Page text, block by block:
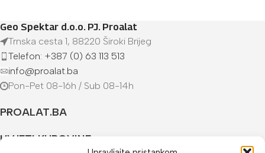
Geo Spektar d.o.o. PJ. Proalat
Trnska cesta 1, 88220 Široki Brijeg
Telefon: +387 (0) 63 113 513
info@proalat.ba
Pon-Pet 08-16h / Sub 08-14h
PROALAT.BA
UVJETI KUPOVINE